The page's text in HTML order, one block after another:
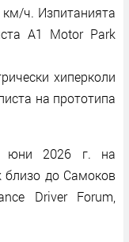
ч. Изпитанията
A1 Motor Park
хиперколи
на прототипа
юни 2026 г. на
близо до Самоков
Driver Forum,